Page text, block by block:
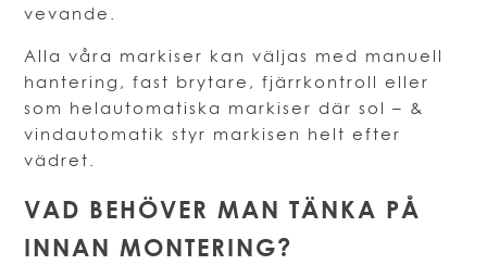
vevande.
Alla våra markiser kan väljas med manuell
hantering, fast brytare, fjärrkontroll eller
som helautomatiska markiser där sol – &
vindautomatik styr markisen helt efter
vädret.
VAD BEHÖVER MAN TÄNKA PÅ
INNAN MONTERING?